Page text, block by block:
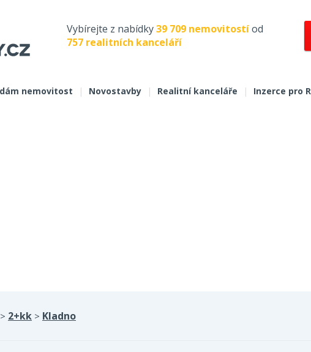
Vybírejte z nabídky39 709 nemovitostíod
757 realitních kanceláří
nemovitost | Novostavby | Realitní kanceláře | Inzerce pro
2+kk > Kladno